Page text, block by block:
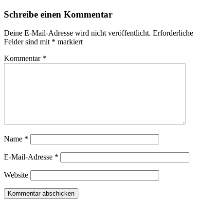
Schreibe einen Kommentar
Deine E-Mail-Adresse wird nicht veröffentlicht. Erforderliche
Felder sind mit * markiert
Kommentar *
Name *
E-Mail-Adresse *
Website